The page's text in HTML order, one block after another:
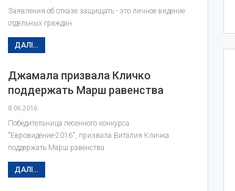
Заявления об отказе защищать - это личное видение
отдельных граждан
ДАЛІ...
Джамала призвала Кличко
поддержать Марш равенства
8.06.2016
Победительница песенного конкурса
"Евровидение-2016", призвала Виталия Кличка
поддержать Марш равенства
ДАЛІ...